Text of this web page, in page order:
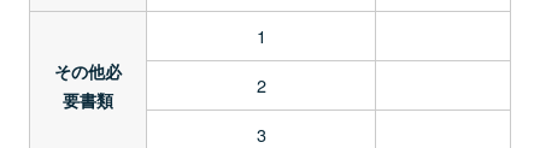
その他必
要書類
1
2
3